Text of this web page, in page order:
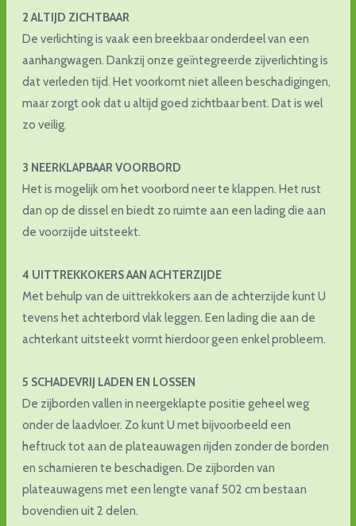
2 ALTIJD ZICHTBAAR
De verlichting is vaak een breekbaar onderdeel van een
aanhangwagen. Dankzij onze geïntegreerde zijverlichting is
dat verleden tijd. Het voorkomt niet alleen beschadigingen,
maar zorgt ook dat u altijd goed zichtbaar bent. Dat is wel
zo veilig.
3 NEERKLAPBAAR VOORBORD
Het is mogelijk om het voorbord neer te klappen. Het rust
dan op de dissel en biedt zo ruimte aan een lading die aan
de voorzijde uitsteekt.
4 UITTREKKOKERS AAN ACHTERZIJDE
Met behulp van de uittrekkokers aan de achterzijde kunt U
tevens het achterbord vlak leggen. Een lading die aan de
achterkant uitsteekt vormt hierdoor geen enkel probleem.
5 SCHADEVRIJ LADEN EN LOSSEN
De zijborden vallen in neergeklapte positie geheel weg
onder de laadvloer. Zo kunt U met bijvoorbeeld een
heftruck tot aan de plateauwagen rijden zonder de borden
en scharnieren te beschadigen. De zijborden van
plateauwagens met een lengte vanaf 502 cm bestaan
bovendien uit 2 delen.